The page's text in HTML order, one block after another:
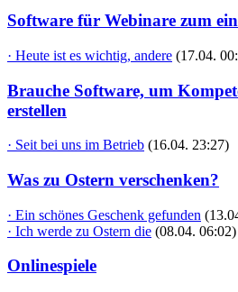
Software für Webinare zum
· Heute ist es wichtig, andere (17.04.
Brauche Software, um
erstellen
· Seit bei uns im Betrieb (16.04. 23:27)
Was zu Ostern verschenken?
· Ein schönes Geschenk gefunden
· Ich werde zu Ostern die (08.04. 06:02)
Onlinespiele